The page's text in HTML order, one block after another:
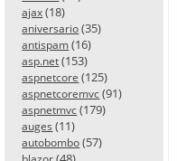
ajax (18)
aniversario (35)
antispam (16)
asp.net (153)
aspnetcore (125)
aspnetcoremvc (91)
aspnetmvc (179)
auges (11)
autobombo (57)